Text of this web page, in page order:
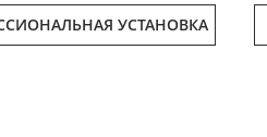
УСТАНОВКА